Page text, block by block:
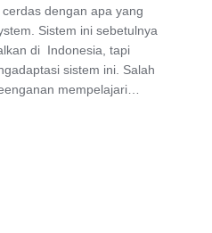
dengan apa yang
Sistem ini sebetulnya
di Indonesia, tapi
sistem ini. Salah
mempelajari…